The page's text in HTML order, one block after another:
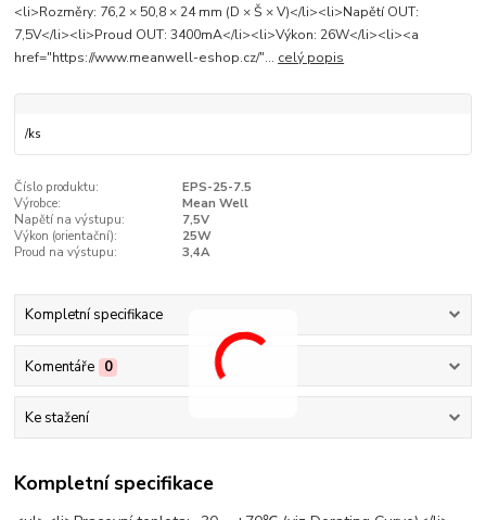
<li>Rozměry: 76,2 × 50,8 × 24 mm (D × Š × V)</li><li>Napětí OUT:
7,5V</li><li>Proud OUT: 3400mA</li><li>Výkon: 26W</li><li><a
href="https://www.meanwell-eshop.cz/"... celý popis
/ks
Číslo produktu:
EPS-25-7.5
Výrobce:
Mean Well
Napětí na výstupu:
7,5V
Výkon (orientační­):
25W
Proud na výstupu:
3,4A
Kompletní specifikace
Komentáře 0
Ke stažení
Kompletní specifikace